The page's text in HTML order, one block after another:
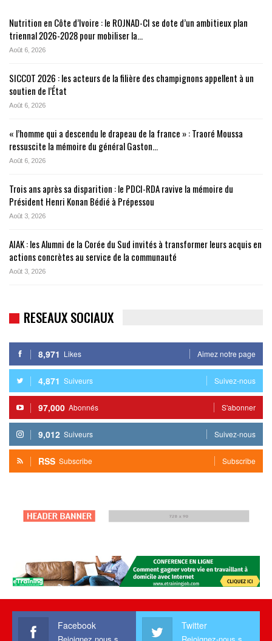
Nutrition en Côte d’Ivoire : le ROJNAD-CI se dote d’un ambitieux plan
triennal 2026-2028 pour mobiliser la…
Août 6, 2026
SICCOT 2026 : les acteurs de la filière des champignons appellent à un
soutien de l’État
Août 6, 2026
« l’homme qui a descendu le drapeau de la france » : Traoré Moussa
ressuscite la mémoire du général Gaston…
Août 6, 2026
Trois ans après sa disparition : le PDCI-RDA ravive la mémoire du
Président Henri Konan Bédié à Prépessou
Août 3, 2026
AIAK : les Alumni de la Corée du Sud invités à transformer leurs acquis en
actions concrètes au service de la communauté
Août 3, 2026
RESEAUX SOCIAUX
8,971 Likes Aimez notre page
4,871 Suiveurs Suivez-nous
97,000 Abonnés S'abonner
9,012 Suiveurs Suivez-nous
RSS Subscribe Subscribe
Facebook Twitter